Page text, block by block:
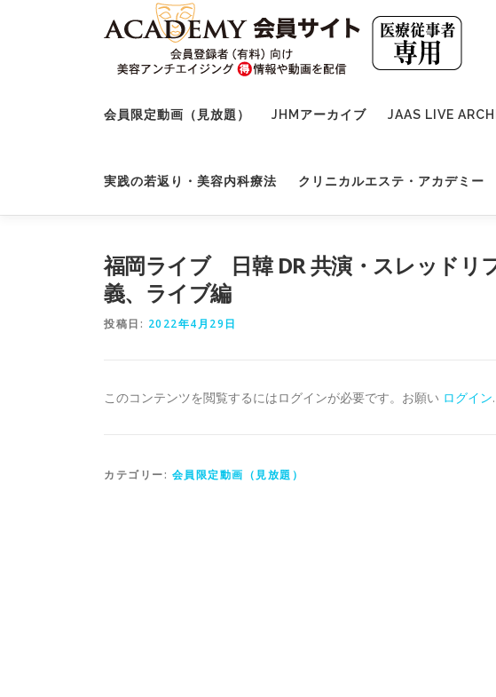
会員限定動画（見放題） JHMアーカイブ JAAS LIVE
実践の若返り・美容内科療法 クリニカルエステ・アカデミー
福岡ライブ 日韓 DR 共演・スレッドリ
義、ライブ編
投稿日: 2022年4月29日
このコンテンツを閲覧するにはログインが必要です。お願い ログイン
カテゴリー: 会員限定動画（見放題）